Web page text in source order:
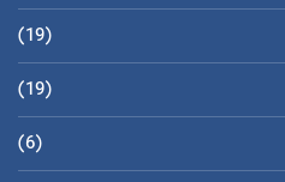
(19)
(19)
(6)